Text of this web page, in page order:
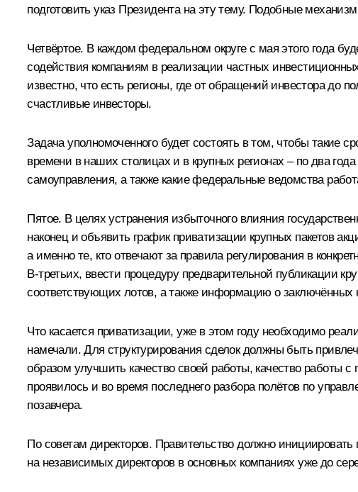
подготовить указ Президента на эту тему. Подобные
Четвёртое. В каждом федеральном округе с мая этого года
содействия компаниям в реализации частных
известно, что есть регионы, где от обращений инвестора до
счастливые инвесторы.
Задача уполномоченного будет состоять в том, чтобы такие
времени в наших столицах и в крупных регионах – по два
самоуправления, а также какие федеральные ведомства
Пятое. В целях устранения избыточного влияния
наконец и объявить график приватизации крупных пакетов
а именно те, кто отвечают за правила регулирования в
В‑третьих, ввести процедуру предварительной публикации
соответствующих лотов, а также информацию о заключённых
Что касается приватизации, уже в этом году необходимо
намечали. Для структурирования сделок должны быть
образом улучшить качество своей работы, качество работы
проявилось и во время последнего разбора полётов по
позавчера.
По советам директоров. Правительство должно
на независимых директоров в основных компаниях уже до